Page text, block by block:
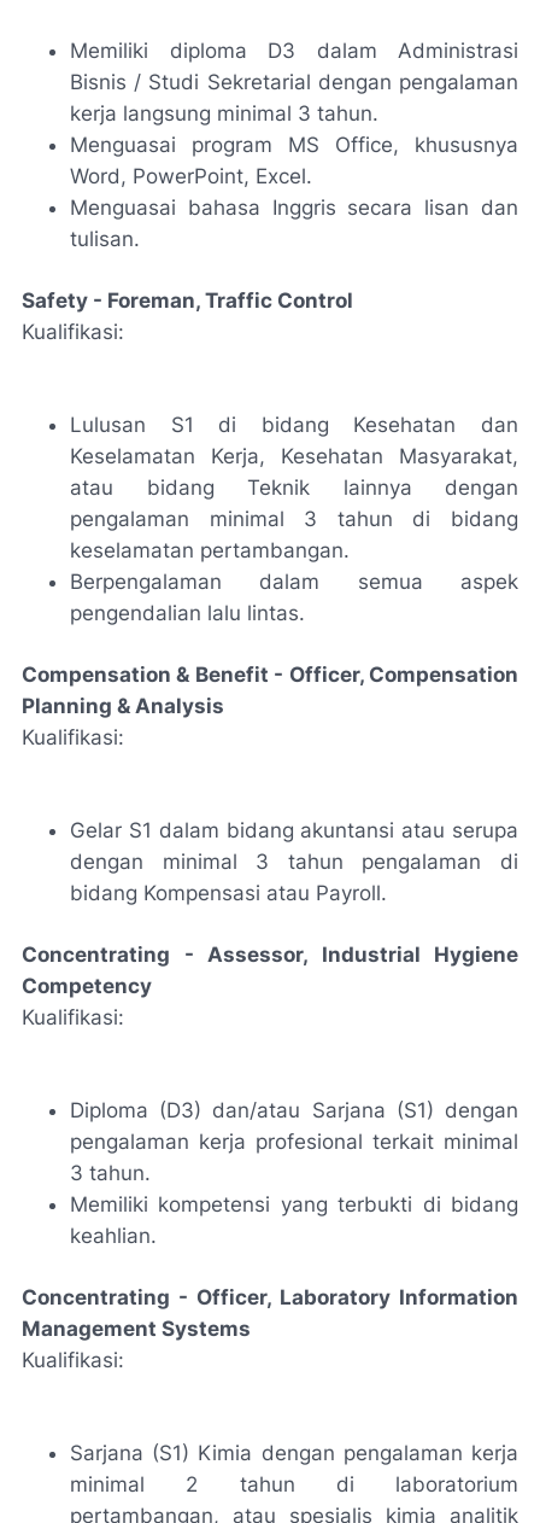
Memiliki diploma D3 dalam Administrasi
Bisnis / Studi Sekretarial dengan pengalaman
kerja langsung minimal 3 tahun.
Menguasai program MS Office, khususnya
Word, PowerPoint, Excel.
Menguasai bahasa Inggris secara lisan dan
tulisan.
Safety - Foreman, Traffic Control
Kualifikasi:
Lulusan S1 di bidang Kesehatan dan
Keselamatan Kerja, Kesehatan Masyarakat,
atau bidang Teknik lainnya dengan
pengalaman minimal 3 tahun di bidang
keselamatan pertambangan.
Berpengalaman dalam semua aspek
pengendalian lalu lintas.
Compensation & Benefit - Officer, Compensation
Planning & Analysis
Kualifikasi:
Gelar S1 dalam bidang akuntansi atau serupa
dengan minimal 3 tahun pengalaman di
bidang Kompensasi atau Payroll.
Concentrating - Assessor, Industrial Hygiene
Competency
Kualifikasi:
Diploma (D3) dan/atau Sarjana (S1) dengan
pengalaman kerja profesional terkait minimal
3 tahun.
Memiliki kompetensi yang terbukti di bidang
keahlian.
Concentrating - Officer, Laboratory Information
Management Systems
Kualifikasi:
Sarjana (S1) Kimia dengan pengalaman kerja
minimal 2 tahun di laboratorium
pertambangan, atau spesialis kimia analitik